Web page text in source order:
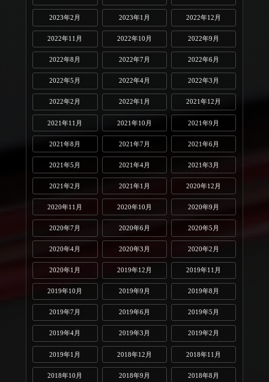
2023年2月 2023年1月 2022年12月
2022年11月 2022年10月 2022年9月
2022年8月 2022年7月 2022年6月
2022年5月 2022年4月 2022年3月
2022年2月 2022年1月 2021年12月
2021年11月 2021年10月 2021年9月
2021年8月 2021年7月 2021年6月
2021年5月 2021年4月 2021年3月
2021年2月 2021年1月 2020年12月
2020年11月 2020年10月 2020年9月
2020年7月 2020年6月 2020年5月
2020年4月 2020年3月 2020年2月
2020年1月 2019年12月 2019年11月
2019年10月 2019年9月 2019年8月
2019年7月 2019年6月 2019年5月
2019年4月 2019年3月 2019年2月
2019年1月 2018年12月 2018年11月
2018年10月 2018年9月 2018年8月